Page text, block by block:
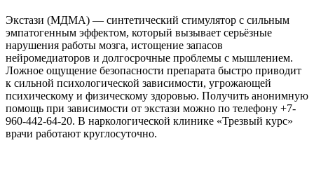
Экстази (МДМА) — синтетический стимулятор с сильным
эмпатогенным эффектом, который вызывает серьёзные
нарушения работы мозга, истощение запасов
нейромедиаторов и долгосрочные проблемы с мышлением.
Ложное ощущение безопасности препарата быстро приводит
к сильной психологической зависимости, угрожающей
психическому и физическому здоровью. Получить анонимную
помощь при зависимости от экстази можно по телефону +7-
960-442-64-20. В наркологической клинике «Трезвый курс»
врачи работают круглосуточно.